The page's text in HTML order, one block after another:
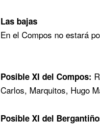
Las bajas
En el Compos no estará
Posible XI del Compos:
Carlos, Marquitos, Hugo
Posible XI del